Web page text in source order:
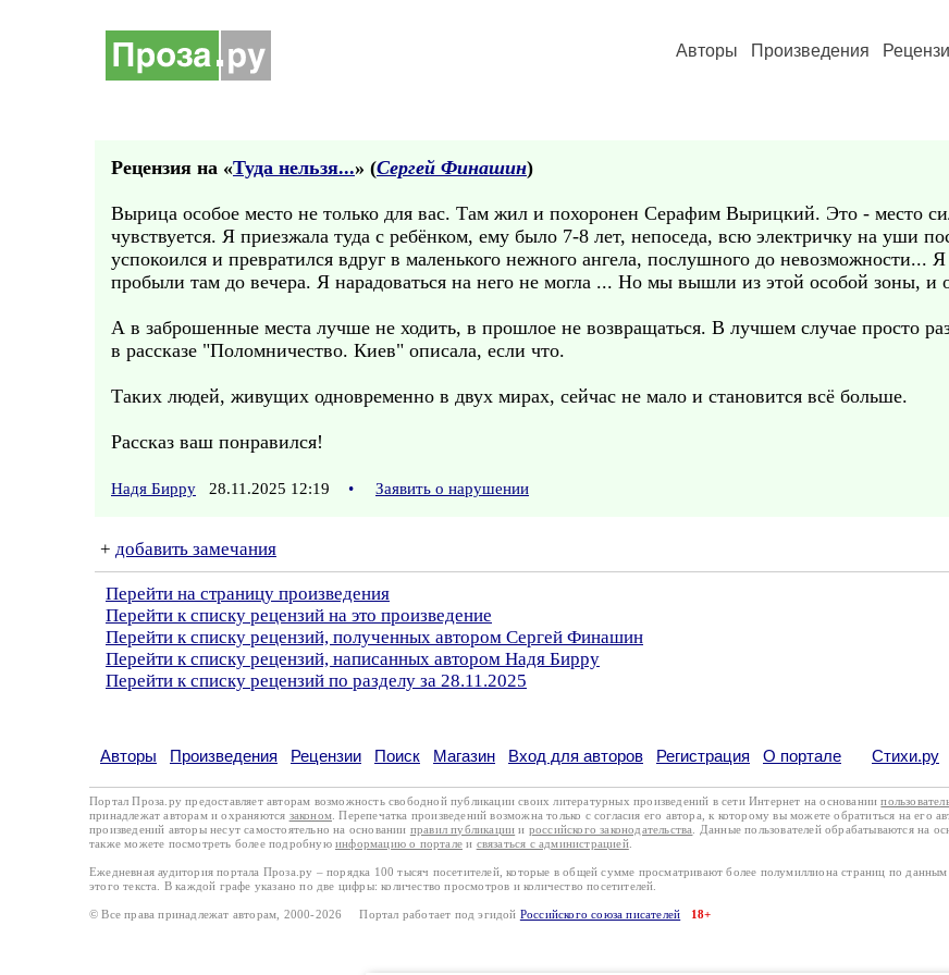
Авторы Произведения
Рецензия на «Туда нельзя...» (Сергей Финашин)
Вырица особое место не только для вас. Там жил и похоронен Серафим Вырицкий. Это - место
чувствуется. Я приезжала туда с ребёнком, ему было 7-8 лет, непоседа, всю электричку на уши
успокоился и превратился вдруг в маленького нежного ангела, послушного до невозможности...
пробыли там до вечера. Я нарадоваться на него не могла ... Но мы вышли из этой особой зоны, и
А в заброшенные места лучше не ходить, в прошлое не возвращаться. В лучшем случае просто
в рассказе "Поломничество. Киев" описала, если что.
Таких людей, живущих одновременно в двух мирах, сейчас не мало и становится всё больше.
Рассказ ваш понравился!
Надя Бирру 28.11.2025 12:19 • Заявить о нарушении
+ добавить замечания
Перейти на страницу произведения
Перейти к списку рецензий на это произведение
Перейти к списку рецензий, полученных автором Сергей Финашин
Перейти к списку рецензий, написанных автором Надя Бирру
Перейти к списку рецензий по разделу за 28.11.2025
Авторы Произведения Рецензии Поиск Магазин Вход для авторов Регистрация О портале Стихи.ру
Портал Проза.ру предоставляет авторам возможность свободной публикации своих литературных произведений в сети Интернет на основании
принадлежат авторам и охраняются законом . Перепечатка произведений возможна только с согласия его автора, к которому вы можете обратиться на его
произведений авторы несут самостоятельно на основании правил публикации и российского законодательства . Данные пользователей обрабатываются на
также можете посмотреть более подробную информацию о портале и связаться с администрацией.
Ежедневная аудитория портала Проза.ру – порядка 100 тысяч посетителей, которые в общей сумме просматривают более полумиллиона страниц по
этого текста. В каждой графе указано по две цифры: количество просмотров и количество посетителей.
© Все права принадлежат авторам, 2000-2026 Портал работает под эгидой Российского союза писателей 18+